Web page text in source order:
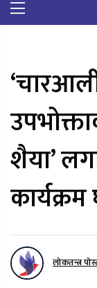
शैया’
लोकतन्त्र